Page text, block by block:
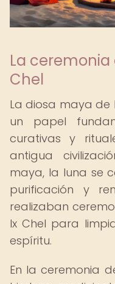
La
Chel
La diosa maya de
un papel
curativas y
antigua
maya, la luna se
purificación y
realizaban
Ix Chel para
espíritu.
En la ceremonia